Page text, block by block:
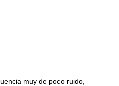
muy de poco ruido,